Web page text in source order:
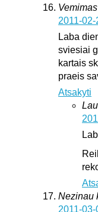
Vemimas
2011-
Laba
sviesiai
kartais
praeis
Atsakyti
Nezinau
2011-